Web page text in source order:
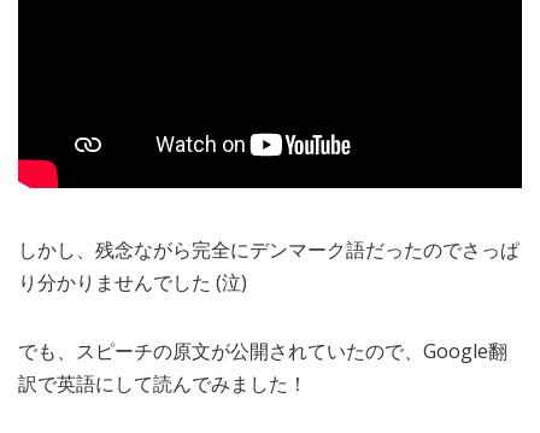
しかし、残念ながら完全にデンマーク語だったのでさっぱ
り分かりませんでした (泣)
でも、スピーチの原文が公開されていたので、Google翻
訳で英語にして読んでみました！